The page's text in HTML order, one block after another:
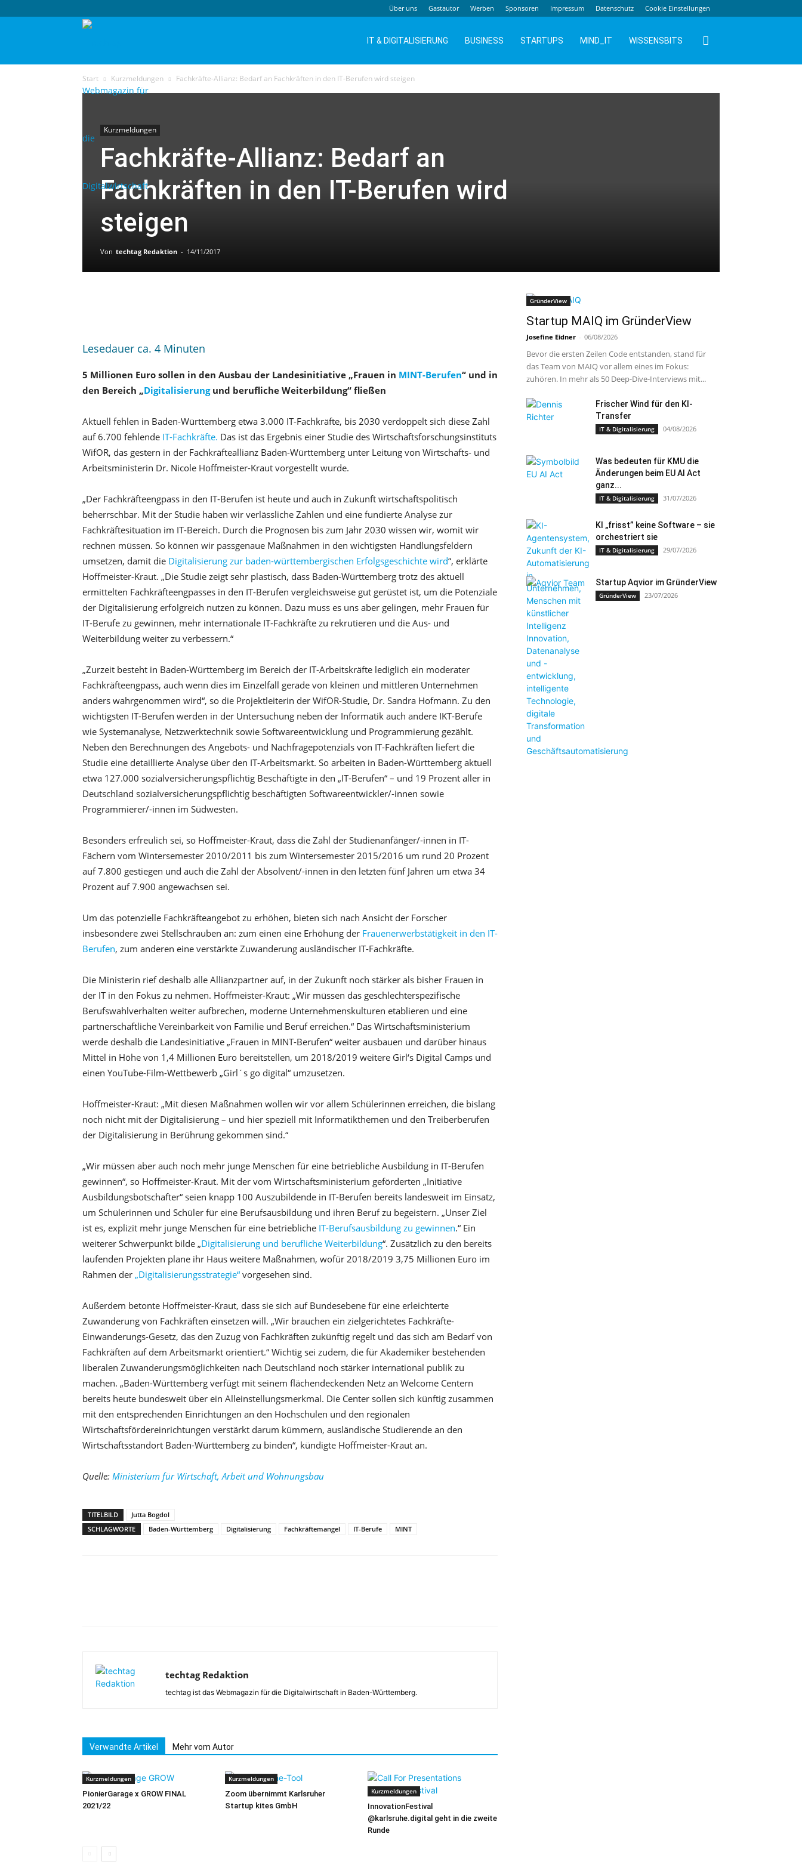
Über uns Gastautor Werben Sponsoren Impressum Datenschutz Cookie Einstellungen
IT & DIGITALISIERUNG BUSINESS STARTUPS MIND_IT WISSENSBITS
Start Kurzmeldungen Fachkräfte-Allianz: Bedarf an Fachkräften in den IT-Berufen wird steigen
Kurzmeldungen
Fachkräfte-Allianz: Bedarf an
Fachkräften in den IT-Berufen wird
steigen
Von techtag Redaktion - 14/11/2017
Lesedauer ca. 4 Minuten
5 Millionen Euro sollen in den Ausbau der Landesinitiative „Frauen in MINT-Berufen“ und in
den Bereich „Digitalisierungund berufliche Weiterbildung“ fließen
Aktuell fehlen in Baden-Württemberg etwa 3.000 IT-Fachkräfte, bis 2030 verdoppelt sich diese Zahl
auf 6.700 fehlende IT-Fachkräfte. Das ist das Ergebnis einer Studie des Wirtschaftsforschungsinstituts
WifOR, das gestern in der Fachkräfteallianz Baden-Württemberg unter Leitung von Wirtschafts- und
Arbeitsministerin Dr. Nicole Hoffmeister-Kraut vorgestellt wurde.
„Der Fachkräfteengpass in den IT-Berufen ist heute und auch in Zukunft wirtschaftspolitisch
beherrschbar. Mit der Studie haben wir verlässliche Zahlen und eine fundierte Analyse zur
Fachkräftesituation im IT-Bereich. Durch die Prognosen bis zum Jahr 2030 wissen wir, womit wir
rechnen müssen. So können wir passgenaue Maßnahmen in den wichtigsten Handlungsfeldern
umsetzen, damit die Digitalisierung zur baden-württembergischen Erfolgsgeschichte wird“, erklärte
Hoffmeister-Kraut. „Die Studie zeigt sehr plastisch, dass Baden-Württemberg trotz des aktuell
ermittelten Fachkräfteengpasses in den IT-Berufen vergleichsweise gut gerüstet ist, um die Potenziale
der Digitalisierung erfolgreich nutzen zu können. Dazu muss es uns aber gelingen, mehr Frauen für
IT-Berufe zu gewinnen, mehr internationale IT-Fachkräfte zu rekrutieren und die Aus- und
Weiterbildung weiter zu verbessern.“
„Zurzeit besteht in Baden-Württemberg im Bereich der IT-Arbeitskräfte lediglich ein moderater
Fachkräfteengpass, auch wenn dies im Einzelfall gerade von kleinen und mittleren Unternehmen
anders wahrgenommen wird“, so die Projektleiterin der WifOR-Studie, Dr. Sandra Hofmann. Zu den
wichtigsten IT-Berufen werden in der Untersuchung neben der Informatik auch andere IKT-Berufe
wie Systemanalyse, Netzwerktechnik sowie Softwareentwicklung und Programmierung gezählt.
Neben den Berechnungen des Angebots- und Nachfragepotenzials von IT-Fachkräften liefert die
Studie eine detaillierte Analyse über den IT-Arbeitsmarkt. So arbeiten in Baden-Württemberg aktuell
etwa 127.000 sozialversicherungspflichtig Beschäftigte in den „IT-Berufen“ – und 19 Prozent aller in
Deutschland sozialversicherungspflichtig beschäftigten Softwareentwickler/-innen sowie
Programmierer/-innen im Südwesten.
Besonders erfreulich sei, so Hoffmeister-Kraut, dass die Zahl der Studienanfänger/-innen in IT-
Fächern vom Wintersemester 2010/2011 bis zum Wintersemester 2015/2016 um rund 20 Prozent
auf 7.800 gestiegen und auch die Zahl der Absolvent/-innen in den letzten fünf Jahren um etwa 34
Prozent auf 7.900 angewachsen sei.
Um das potenzielle Fachkräfteangebot zu erhöhen, bieten sich nach Ansicht der Forscher
insbesondere zwei Stellschrauben an: zum einen eine Erhöhung der Frauenerwerbstätigkeit in den IT-
Berufen, zum anderen eine verstärkte Zuwanderung ausländischer IT-Fachkräfte.
Die Ministerin rief deshalb alle Allianzpartner auf, in der Zukunft noch stärker als bisher Frauen in
der IT in den Fokus zu nehmen. Hoffmeister-Kraut: „Wir müssen das geschlechterspezifische
Berufswahlverhalten weiter aufbrechen, moderne Unternehmenskulturen etablieren und eine
partnerschaftliche Vereinbarkeit von Familie und Beruf erreichen.“ Das Wirtschaftsministerium
werde deshalb die Landesinitiative „Frauen in MINT-Berufen“ weiter ausbauen und darüber hinaus
Mittel in Höhe von 1,4 Millionen Euro bereitstellen, um 2018/2019 weitere Girl‘s Digital Camps und
einen YouTube-Film-Wettbewerb „Girl´s go digital“ umzusetzen.
Hoffmeister-Kraut: „Mit diesen Maßnahmen wollen wir vor allem Schülerinnen erreichen, die bislang
noch nicht mit der Digitalisierung – und hier speziell mit Informatikthemen und den Treiberberufen
der Digitalisierung in Berührung gekommen sind.“
„Wir müssen aber auch noch mehr junge Menschen für eine betriebliche Ausbildung in IT-Berufen
gewinnen“, so Hoffmeister-Kraut. Mit der vom Wirtschaftsministerium geförderten „Initiative
Ausbildungsbotschafter“ seien knapp 100 Auszubildende in IT-Berufen bereits landesweit im Einsatz,
um Schülerinnen und Schüler für eine Berufsausbildung und ihren Beruf zu begeistern. „Unser Ziel
ist es, explizit mehr junge Menschen für eine betriebliche IT-Berufsausbildung zu gewinnen.“ Ein
weiterer Schwerpunkt bilde „Digitalisierung und berufliche Weiterbildung“. Zusätzlich zu den bereits
laufenden Projekten plane ihr Haus weitere Maßnahmen, wofür 2018/2019 3,75 Millionen Euro im
Rahmen der „Digitalisierungsstrategie“ vorgesehen sind.
Außerdem betonte Hoffmeister-Kraut, dass sie sich auf Bundesebene für eine erleichterte
Zuwanderung von Fachkräften einsetzen will. „Wir brauchen ein zielgerichtetes Fachkräfte-
Einwanderungs-Gesetz, das den Zuzug von Fachkräften zukünftig regelt und das sich am Bedarf von
Fachkräften auf dem Arbeitsmarkt orientiert.“ Wichtig sei zudem, die für Akademiker bestehenden
liberalen Zuwanderungsmöglichkeiten nach Deutschland noch stärker international publik zu
machen. „Baden-Württemberg verfügt mit seinem flächendeckenden Netz an Welcome Centern
bereits heute bundesweit über ein Alleinstellungsmerkmal. Die Center sollen sich künftig zusammen
mit den entsprechenden Einrichtungen an den Hochschulen und den regionalen
Wirtschaftsfördereinrichtungen verstärkt darum kümmern, ausländische Studierende an den
Wirtschaftsstandort Baden-Württemberg zu binden“, kündigte Hoffmeister-Kraut an.
Quelle: Ministerium für Wirtschaft, Arbeit und Wohnungsbau
TITELBILD
Jutta Bogdol
SCHLAGWORTE
Baden-Württemberg Digitalisierung Fachkräftemangel IT-Berufe MINT
techtag Redaktion
techtag ist das Webmagazin für die Digitalwirtschaft in Baden-Württemberg.
Verwandte Artikel Mehr vom Autor
Kurzmeldungen
PionierGarage x GROW FINAL
2021/22
Kurzmeldungen
Zoom übernimmt Karlsruher
Startup kites GmbH
Kurzmeldungen
InnovationFestival
@karlsruhe.digital geht in die zweite
Runde
GründerView
Startup MAIQ im GründerView
Josefine Eidner - 06/08/2026
Bevor die ersten Zeilen Code entstanden, stand für
das Team von MAIQ vor allem eines im Fokus:
zuhören. In mehr als 50 Deep-Dive-Interviews mit...
Frischer Wind für den KI-
Transfer
IT & Digitalisierung 04/08/2026
Was bedeuten für KMU die
Änderungen beim EU AI Act
ganz...
IT & Digitalisierung 31/07/2026
KI „frisst” keine Software – sie
orchestriert sie
IT & Digitalisierung 29/07/2026
Startup Aqvior im GründerView
GründerView 23/07/2026